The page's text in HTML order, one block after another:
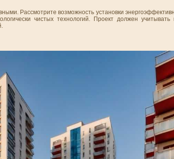
Рассмотрите возможность установки
чистых технологий. Проект должен